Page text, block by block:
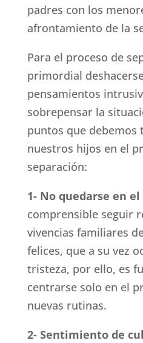
padres con los
afrontamiento de la
Para el proceso de
primordial
pensamientos
sobrepensar la
puntos que debemos
nuestros hijos en el
separación:
1- No quedarse en el
comprensible seguir
vivencias familiares
felices, que a su vez
tristeza, por ello, es
centrarse solo en el
nuevas rutinas.
2- Sentimiento de